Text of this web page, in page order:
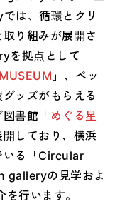
は、循環とクリ
り組みが展開さ
を拠点として
」、ペッ
ッズがもらえる
図書館「めぐる星
しており、横浜
いる「Circular
galleryの見学およ
行います。